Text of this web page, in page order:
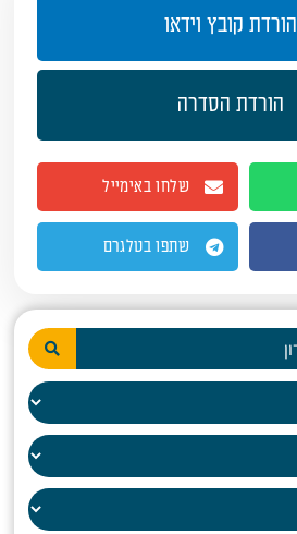
הורדת קובץ וידאו
הורדת הסדרה
שלחו באימייל
שתפו בטלגרם